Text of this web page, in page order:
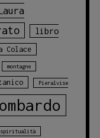
libro
Colace
montagne
Pieralvise
spiritualità